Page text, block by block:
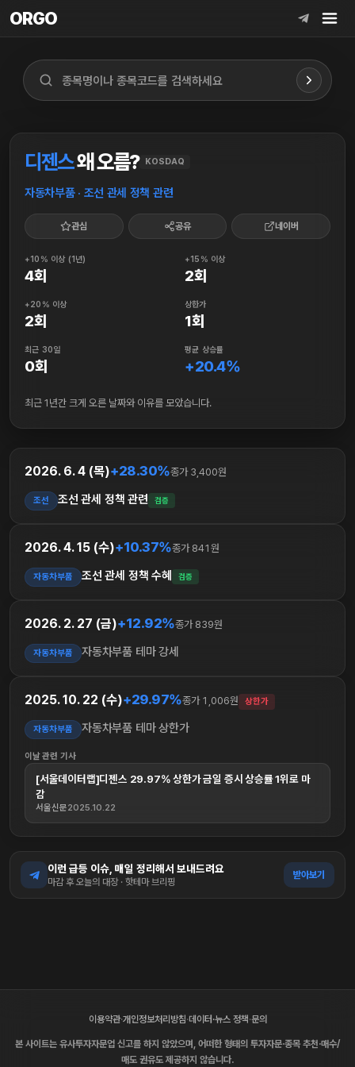
ORGO
ORGO
디젠스왜 오름? KOSDAQ
자동차부품 · 조선 관세 정책 관련
관심 공유 네이버
+10% 이상 (1년)
4회
+15% 이상
2회
+20% 이상
2회
상한가
1회
최근 30일
0회
평균 상승률
+20.4%
최근 1년간 크게 오른 날짜와 이유를 모았습니다.
2026. 6. 4 (목)+28.30%종가 3,400원
조선 조선 관세 정책 관련 검증
2026. 4. 15 (수)+10.37%종가 841원
자동차부품 조선 관세 정책 수혜 검증
2026. 2. 27 (금)+12.92%종가 839원
자동차부품 자동차부품 테마 강세
2025. 10. 22 (수)+29.97%종가 1,006원 상한가
자동차부품 자동차부품 테마 상한가
이날 관련 기사
[서울데이터랩]디젠스 29.97% 상한가 금일 증시 상승률 1위로 마
감
서울신문2025.10.22
이런 급등 이슈, 매일 정리해서 보내드려요
마감 후 오늘의 대장 · 핫테마 브리핑
받아보기
이용약관·개인정보처리방침·데이터·뉴스 정책·문의
본 사이트는 유사투자자문업 신고를 하지 않았으며, 어떠한 형태의 투자자문·종목 추천·매수/
매도 권유도 제공하지 않습니다.